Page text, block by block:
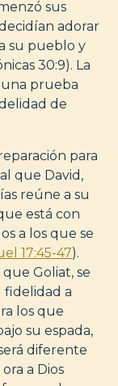
sus
adorar
su pueblo y
30:9). La
prueba
de
para
que David,
reúne a su
está con
a los que se
17:45-47).
Goliat, se
fidelidad a
los que
su espada,
diferente
a Dios